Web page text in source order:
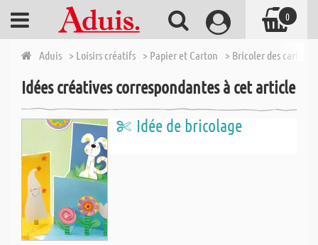
Aduis > Loisirs créatifs > Papier et Carton > Bricoler des cartes -
Idées créatives correspondantes à cet article
Idée de bricolage
0